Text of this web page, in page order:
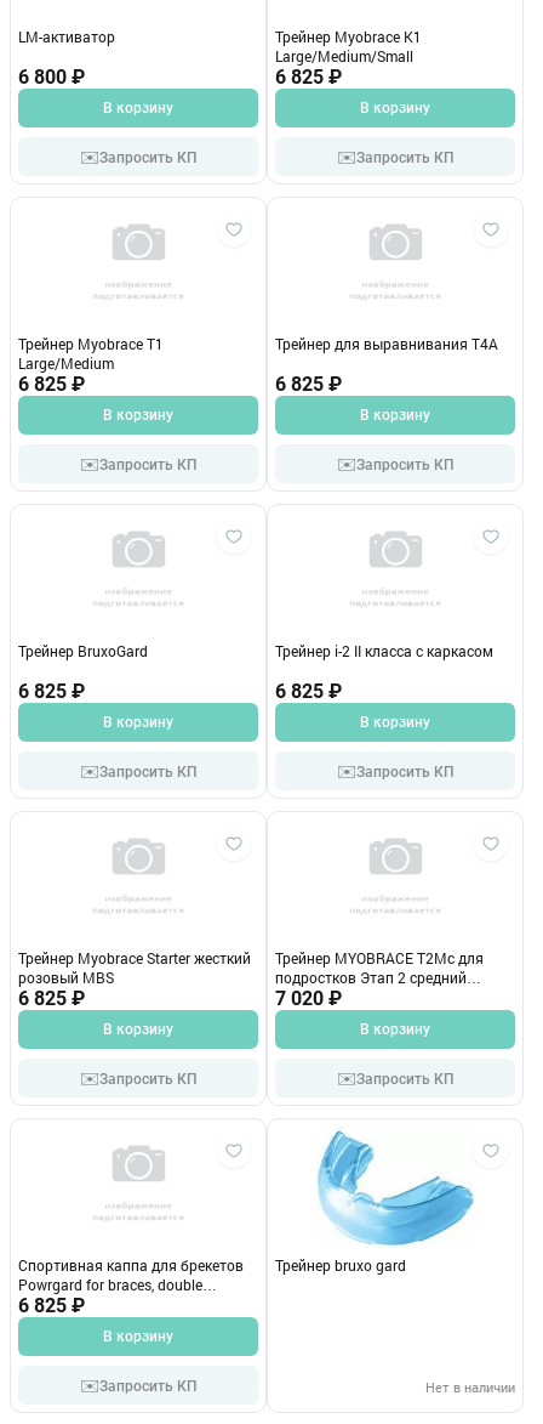
LM-активатор
6 800 ₽
В корзину
✉️Запросить КП
Трейнер Myobrace K1
Large/Medium/Small
6 825 ₽
В корзину
✉️Запросить КП
Трейнер Myobrace T1
Large/Medium
6 825 ₽
В корзину
✉️Запросить КП
Трейнер для выравнивания Т4А
6 825 ₽
В корзину
✉️Запросить КП
Трейнер BruxoGard
6 825 ₽
В корзину
✉️Запросить КП
Трейнер i-2 II класса с каркасом
6 825 ₽
В корзину
✉️Запросить КП
Трейнер Myobrace Starter жесткий
розовый MBS
6 825 ₽
В корзину
✉️Запросить КП
Трейнер MYOBRACE T2Mc для
подростков Этап 2 средний
прозрачный (голуб.каркас)
412021
7 020 ₽
В корзину
✉️Запросить КП
Спортивная каппа для брекетов
Powrgard for braces, double
зеленый
6 825 ₽
В корзину
✉️Запросить КП
Трейнер bruxo gard
Нет в наличии